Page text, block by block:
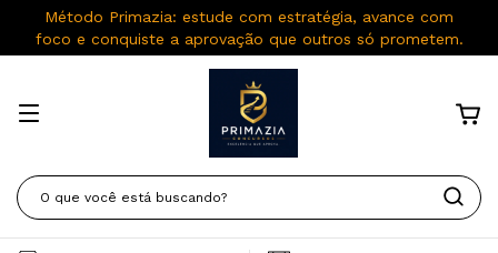
Método Primazia: estude com estratégia, avance com
foco e conquiste a aprovação que outros só prometem.